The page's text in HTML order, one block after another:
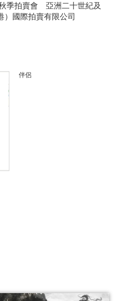
季拍賣會 亞洲二十世紀及
）國際拍賣有限公司
伴侶